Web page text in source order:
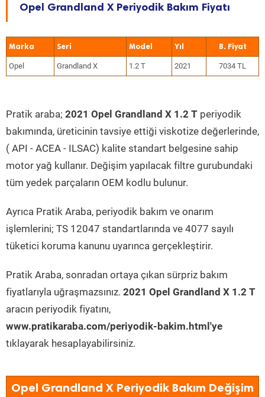
Opel Grandland X Periyodik Bakım Fiyatı
Marka Seri Model Yıl
Opel Grandland X 1.2 T 2021 7034 TL
Pratik araba; 2021 Opel Grandland X 1.2 T periyodik
bakımında, üreticinin tavsiye ettiği viskotize değerlerinde,
( API - ACEA - ILSAC) kalite standart belgesine sahip
motor yağ kullanır. Değişim yapılacak filtre gurubundaki
tüm yedek parçaların OEM kodlu bulunur.
Ayrıca Pratik Araba, periyodik bakım ve onarım
işlemlerini; TS 12047 standartlarında ve 4077 sayılı
tüketici koruma kanunu uyarınca gerçekleştirir.
Pratik Araba, sonradan ortaya çıkan sürpriz bakım
fiyatlarıyla uğraşmazsınız. 2021 Opel Grandland X 1.2 T
aracın periyodik fiyatını,
www.pratikaraba.com/periyodik-bakim.html'ye
tıklayarak hesaplayabilirsiniz.
Opel Grandland X Periyodik Bakım Değişim